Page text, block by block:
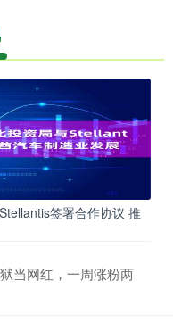
签署合作协议 推
当网红，一周涨粉两